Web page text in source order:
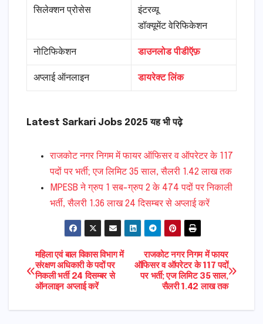
सिलेक्शन प्रोसेस
इंटरव्यू
डॉक्यूमेंट वेरिफिकेशन
नोटिफिकेशन डाउनलोड पीडीऍफ़
अप्लाई ऑनलाइन डायरेक्ट लिंक
Latest Sarkari Jobs 2025 यह भी पढ़े
राजकोट नगर निगम में फायर ऑफिसर व ऑपरेटर के 117
पदों पर भर्ती; एज लिमिट 35 साल, सैलरी 1.42 लाख तक
MPESB ने ग्रुप 1 सब-ग्रुप 2 के 474 पदों पर निकाली
भर्ती, सैलरी 1.36 लाख 24 दिसम्बर से अप्लाई करें
Post
navigation
राजकोट नगर निगम में फायर
ऑफिसर व ऑपरेटर के 117 पदों
पर भर्ती; एज लिमिट 35 साल,
सैलरी 1.42 लाख तक
महिला एवं बाल विकास विभाग में
संरक्षण अधिकारी के पदों पर
निकली भर्ती 24 दिसम्बर से
ऑनलाइन अप्लाई करें